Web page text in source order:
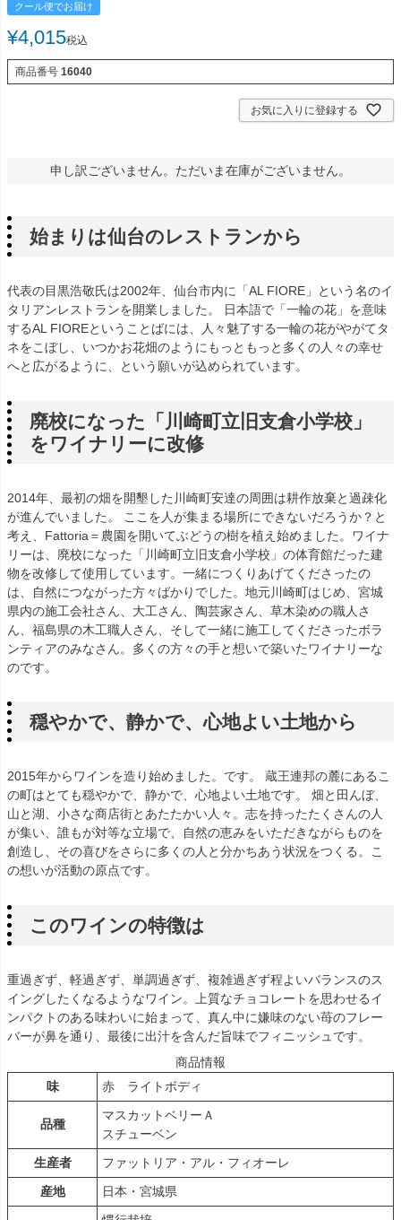
クール便でお届け
¥4,015税込
商品番号 16040
お気に入りに登録する
申し訳ございません。ただいま在庫がございません。
始まりは仙台のレストランから
代表の目黒浩敬氏は2002年、仙台市内に「AL FIORE」という名のイ
タリアンレストランを開業しました。 日本語で「一輪の花」を意味
するAL FIOREということばには、人々魅了する一輪の花がやがてタ
ネをこぼし、いつかお花畑のようにもっともっと多くの人々の幸せ
へと広がるように、という願いが込められています。
廃校になった「川崎町立旧支倉小学校」
をワイナリーに改修
2014年、最初の畑を開墾した川崎町安達の周囲は耕作放棄と過疎化
が進んでいました。 ここを人が集まる場所にできないだろうか？と
考え、Fattoria＝農園を開いてぶどうの樹を植え始めました。ワイナ
リーは、廃校になった「川崎町立旧支倉小学校」の体育館だった建
物を改修して使用しています。一緒につくりあげてくださったの
は、自然につながった方々ばかりでした。地元川崎町はじめ、宮城
県内の施工会社さん、大工さん、陶芸家さん、草木染めの職人さ
ん、福島県の木工職人さん、そして一緒に施工してくださったボラ
ンティアのみなさん。多くの方々の手と想いで築いたワイナリーな
のです。
穏やかで、静かで、心地よい土地から
2015年からワインを造り始めました。です。 蔵王連邦の麓にあるこ
の町はとても穏やかで、静かで、心地よい土地です。 畑と田んぼ、
山と湖、小さな商店街とあたたかい人々。志を持ったたくさんの人
が集い、誰もが対等な立場で、自然の恵みをいただきながらものを
創造し、その喜びをさらに多くの人と分かちあう状況をつくる。こ
の想いが活動の原点です。
このワインの特徴は
重過ぎず、軽過ぎず、単調過ぎず、複雑過ぎず程よいバランスのス
イングしたくなるようなワイン。上質なチョコレートを思わせるイ
ンパクトのある味わいに始まって、真ん中に嫌味のない苺のフレー
バーが鼻を通り、最後に出汁を含んだ旨味でフィニッシュです。
商品情報
味
赤 ライトボディ
品種
マスカットベリーＡ
スチューベン
生産者
ファットリア・アル・フィオーレ
産地
日本・宮城県